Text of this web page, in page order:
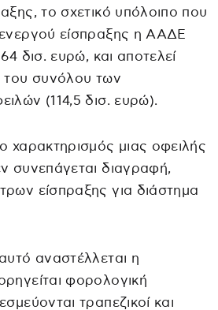
το σχετικό υπόλοιπο που
είσπραξης η ΑΑΔΕ
δισ. ευρώ, και αποτελεί
συνόλου των
(114,5 δισ. ευρώ).
χαρακτηρισμός μιας οφειλής
συνεπάγεται διαγραφή,
είσπραξης για διάστημα
αναστέλλεται η
φορολογική
τραπεζικοί και